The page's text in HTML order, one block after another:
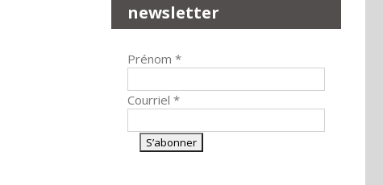
newsletter
Prénom *
Courriel *